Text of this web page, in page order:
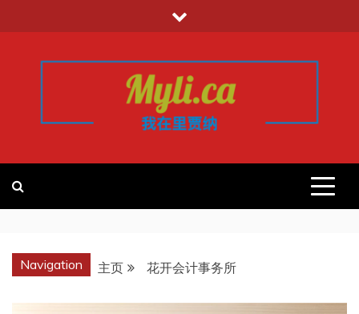
至
我的里贾纳
REGINA
Navigation 主页 花开会计事务所